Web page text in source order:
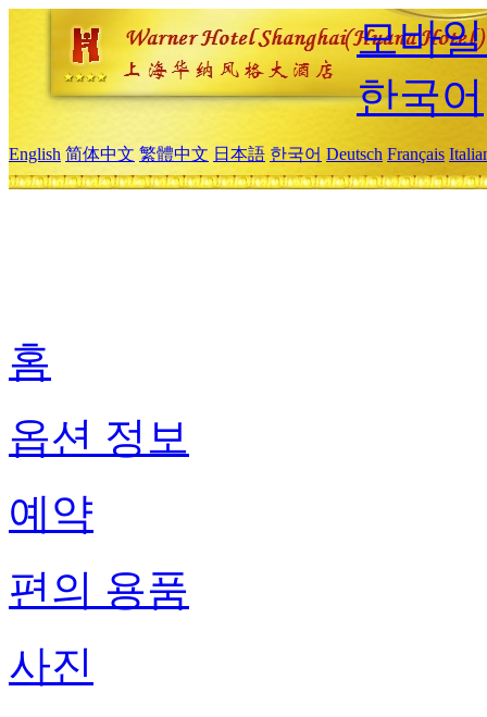
모바
한국어
English 简体中文 繁體中文 日本語 한국어 Deutsch Français
홈
옵션 정보
예약
편의 용품
사진